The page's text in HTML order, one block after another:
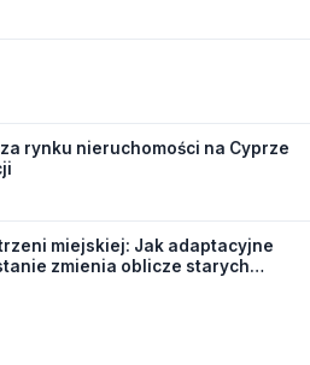
rynku nieruchomości na Cyprze
miejskiej: Jak adaptacyjne
zmienia oblicze starych